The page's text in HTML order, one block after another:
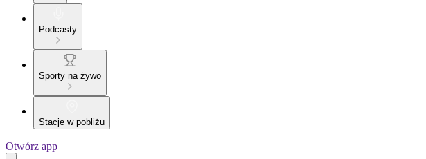
Podcasty
Sporty na żywo
Stacje w pobliżu
Otwórz app